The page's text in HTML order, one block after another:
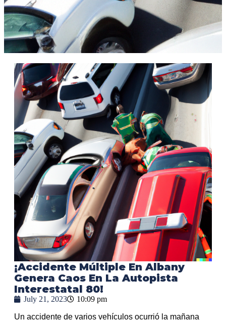
¡Accidente Múltiple En Albany
Genera Caos En La Autopista
Interestatal 80!
July 21, 2023 10:09 pm
Un accidente de varios vehículos ocurrió la mañana